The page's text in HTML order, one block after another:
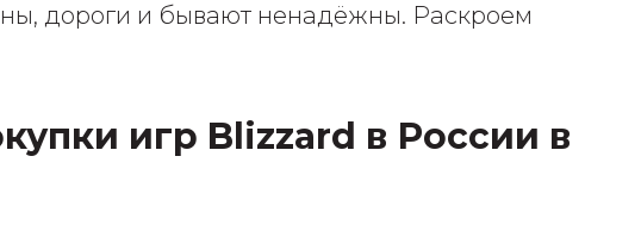
дороги и бывают ненадёжны. Раскроем
игр Blizzard в России в